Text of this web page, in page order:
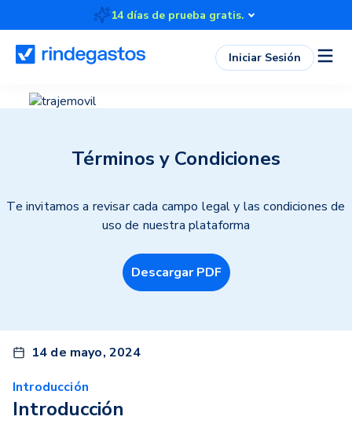
14 días de prueba gratis.
Iniciar Sesión
Términos y Condiciones
Te invitamos a revisar cada campo legal y las condiciones de
uso de nuestra plataforma
Descargar PDF
Introducción
Introducción
14 de mayo, 2024